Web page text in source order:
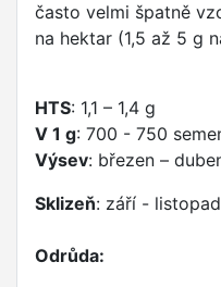
často velmi špatně
na hektar (1,5 až 5 g
HTS: 1,1 – 1,4 g
V 1 g: 700 - 750
Výsev: březen –
Sklizeň: září - listopad
Odrůda: